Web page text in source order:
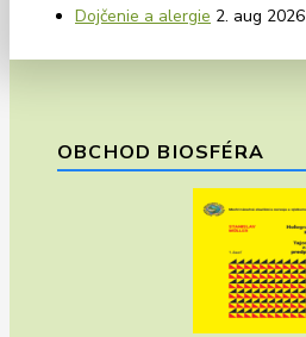
Dojčenie a alergie 2. aug 2026
OBCHOD BIOSFÉRA